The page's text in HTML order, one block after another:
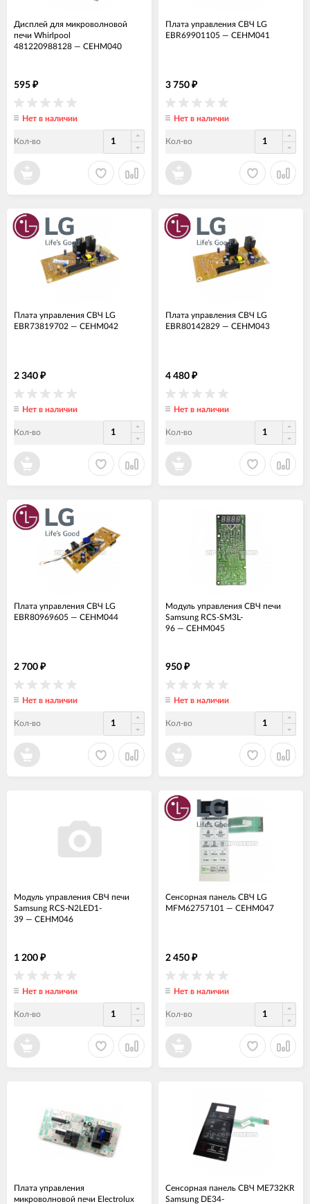
Дисплей для микроволновой
печи Whirlpool
481220988128 — СЕНМ040
595 ₽
Нет в наличии
Кол-во
Плата управления СВЧ LG
EBR69901105 — СЕНМ041
3 750 ₽
Нет в наличии
Кол-во
Плата управления СВЧ LG
EBR73819702 — СЕНМ042
2 340 ₽
Нет в наличии
Кол-во
Плата управления СВЧ LG
EBR80142829 — СЕНМ043
4 480 ₽
Нет в наличии
Кол-во
Плата управления СВЧ LG
EBR80969605 — СЕНМ044
2 700 ₽
Нет в наличии
Кол-во
Модуль управления СВЧ печи
Samsung RCS-SM3L-
96 — СЕНМ045
950 ₽
Нет в наличии
Кол-во
Модуль управления СВЧ печи
Samsung RCS-N2LED1-
39 — СЕНМ046
1 200 ₽
Нет в наличии
Кол-во
Сенсорная панель СВЧ LG
MFM62757101 — СЕНМ047
2 450 ₽
Нет в наличии
Кол-во
Плата управления
микроволновой печи Electrolux
Сенсорная панель СВЧ ME732KR
Samsung DE34-